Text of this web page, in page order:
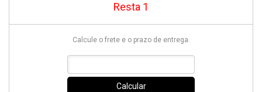
Resta 1
Calcule o frete e o prazo de entrega.
Calcular